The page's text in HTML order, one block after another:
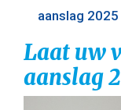
aanslag
Laat uw
aanslag